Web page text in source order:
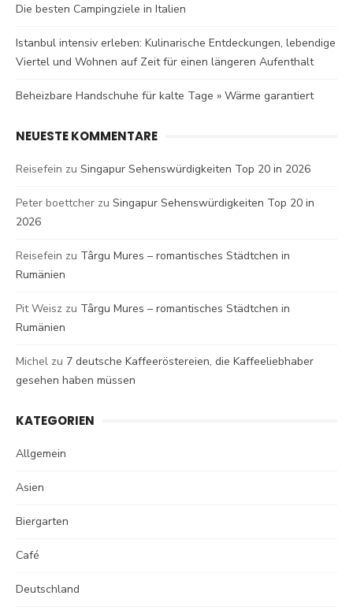
Die besten Campingziele in Italien
Istanbul intensiv erleben: Kulinarische Entdeckungen, lebendige
Viertel und Wohnen auf Zeit für einen längeren Aufenthalt
Beheizbare Handschuhe für kalte Tage » Wärme garantiert
NEUESTE KOMMENTARE
Reisefein zu Singapur Sehenswürdigkeiten Top 20 in 2026
Peter boettcher zu Singapur Sehenswürdigkeiten Top 20 in
2026
Reisefein zu Târgu Mures – romantisches Städtchen in
Rumänien
Pit Weisz zu Târgu Mures – romantisches Städtchen in
Rumänien
Michel zu 7 deutsche Kaffeeröstereien, die Kaffeeliebhaber
gesehen haben müssen
KATEGORIEN
Allgemein
Asien
Biergarten
Café
Deutschland